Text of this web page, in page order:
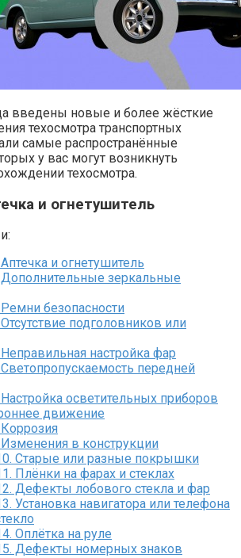
введены новые и более жёсткие
техосмотра транспортных
самые распространённые
у вас могут возникнуть
техосмотра.
и огнетушитель
и огнетушитель
Дополнительные зеркальные
безопасности
подголовников или
настройка фар
передней
осветительных приборов
движение
в конструкции
Старые или разные покрышки
Плёнки на фарах и стеклах
Дефекты лобового стекла и фар
Установка навигатора или телефона
Оплётка на руле
Дефекты номерных знаков